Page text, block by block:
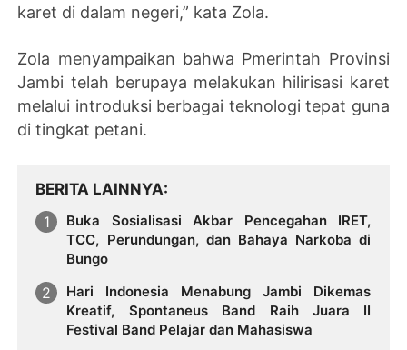
karet di dalam negeri,” kata Zola.
Zola menyampaikan bahwa Pmerintah Provinsi
Jambi telah berupaya melakukan hilirisasi karet
melalui introduksi berbagai teknologi tepat guna
di tingkat petani.
BERITA LAINNYA
Buka Sosialisasi Akbar Pencegahan IRET,
TCC, Perundungan, dan Bahaya Narkoba di
Bungo
Hari Indonesia Menabung Jambi Dikemas
Kreatif, Spontaneus Band Raih Juara II
Festival Band Pelajar dan Mahasiswa